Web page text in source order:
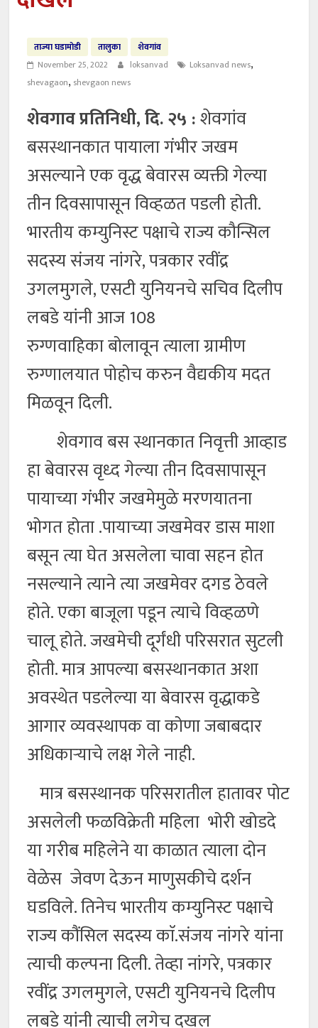
ताज्या घडामोडी तालुका
शेवगांव
November 25, 2022
loksanvad Loksanvad news,
shevagaon, shevgaon news
शेवगाव प्रतिनिधी, दि. २५ :शेवगांव
बसस्थानकात पायाला गंभीर जखम
असल्याने एक वृद्ध बेवारस व्यक्ती गेल्या
तीन दिवसापासून विव्हळत पडली होती.
भारतीय कम्युनिस्ट पक्षाचे राज्य कौन्सिल
सदस्य संजय नांगरे, पत्रकार रवींद्र
उगलमुगले, एसटी युनियनचे सचिव दिलीप
लबडे यांनी आज 108
रुग्णवाहिका बोलावून त्याला ग्रामीण
रुग्णालयात पोहोच करुन वैद्यकीय मदत
मिळवून दिली.
शेवगाव बस स्थानकात निवृत्ती आव्हाड
हा बेवारस वृध्द गेल्या तीन दिवसापासून
पायाच्या गंभीर जखमेमुळे मरणयातना
भोगत होता .पायाच्या जखमेवर डास माशा
बसून त्या घेत असलेला चावा सहन होत
नसल्याने त्याने त्या जखमेवर दगड ठेवले
होते. एका बाजूला पडून त्याचे विव्हळणे
चालू होते. जखमेची दूर्गंधी परिसरात सुटली
होती. मात्र आपल्या बसस्थानकात अशा
अवस्थेत पडलेल्या या बेवारस वृद्धाकडे
आगार व्यवस्थापक वा कोणा जबाबदार
अधिकाऱ्याचे लक्ष गेले नाही.
मात्र बसस्थानक परिसरातील हातावर पोट
असलेली फळविक्रेती महिला भोरी खोडदे
या गरीब महिलेने या काळात त्याला दोन
वेळेस जेवण देऊन माणुसकीचे दर्शन
घडविले. तिनेच भारतीय कम्युनिस्ट पक्षाचे
राज्य कौंसिल सदस्य काॅ.संजय नांगरे यांना
त्याची कल्पना दिली. तेव्हा नांगरे, पत्रकार
रवींद्र उगलमुगले, एसटी युनियनचे दिलीप
लबडे यांनी त्याची लगेच दखल